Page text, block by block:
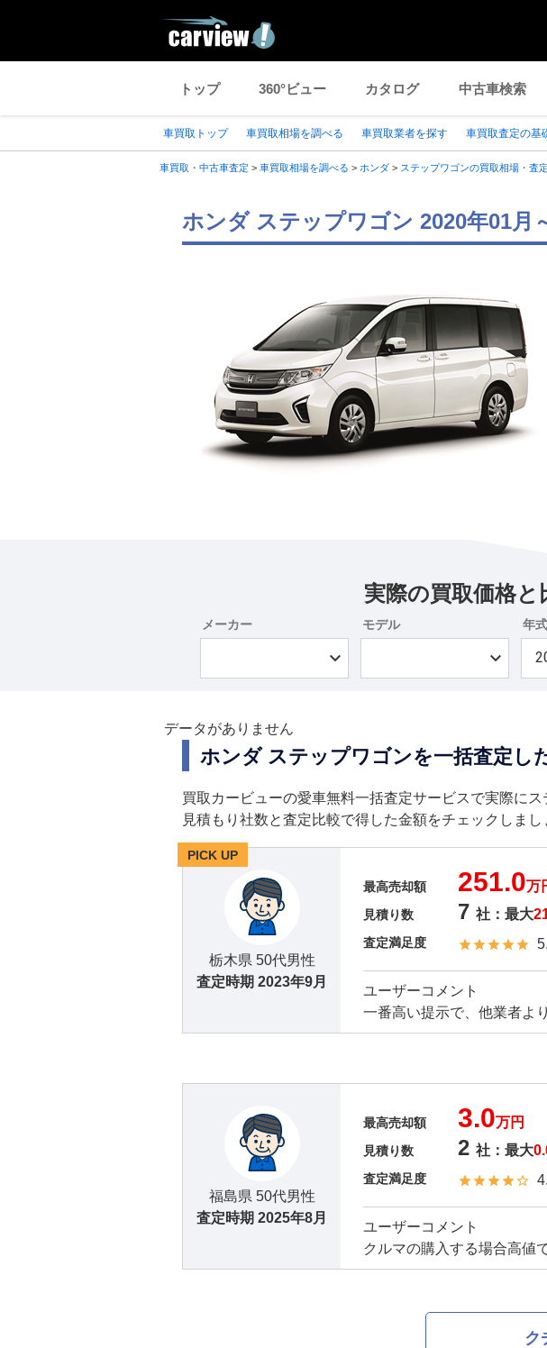
トップ 360°ビュー カタログ 中古車検索
車買取トップ 車買取相場を調べる 車買取業者を探す 車買取査定の基
車買取・中古車査定 > 車買取相場を調べる > ホンダ > ステップワゴンの買取相場・査
ホンダ ステップワゴン 2020年01月
実際の買取価格と
メーカー モデル 年式
データがありません
ホンダ ステップワゴンを一括査定し
買取カービューの愛車無料一括査定サービスで実際に
見積もり社数と査定比較で得した金額をチェックしまし
PICK UP
栃木県 50代男性
査定時期 2023年9月
最高売却額 251.0万
見積り数 7 社：最大
査定満足度
ユーザーコメント
一番高い提示で、他業者よ
福島県 50代男性
査定時期 2025年8月
最高売却額 3.0万円
見積り数 2 社：最大
査定満足度
ユーザーコメント
クルマの購入する場合高値
ク